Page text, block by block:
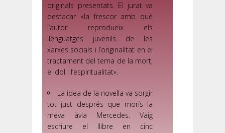
originals presentats. El jurat va
destacar «la frescor amb què
l’autor reprodueix els
llenguatges juvenils de les
xarxes socials i l’originalitat en el
tractament del tema de la mort,
el dol i l’espiritualitat».
La idea de la novel·la va sorgir
tot just després que morís la
meva àvia Mercedes. Vaig
escriure el llibre en cinc